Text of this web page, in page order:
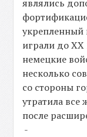
являлись
играли до XX
немецкие
несколько
со стороны
утратила все
после
-